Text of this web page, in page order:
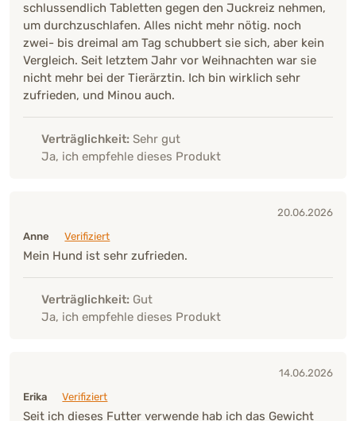
schlussendlich Tabletten gegen den Juckreiz nehmen,
um durchzuschlafen. Alles nicht mehr nötig. noch
zwei- bis dreimal am Tag schubbert sie sich, aber kein
Vergleich. Seit letztem Jahr vor Weihnachten war sie
nicht mehr bei der Tierärztin. Ich bin wirklich sehr
zufrieden, und Minou auch.
Verträglichkeit: Sehr gut
Ja, ich empfehle dieses Produkt
20.06.2026
Anne
Verifiziert
Mein Hund ist sehr zufrieden.
Verträglichkeit: Gut
Ja, ich empfehle dieses Produkt
14.06.2026
Erika
Verifiziert
Seit ich dieses Futter verwende hab ich das Gewicht